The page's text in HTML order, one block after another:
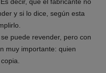
y si lo dice, según esta
puede revender, pero con
muy importante: quien